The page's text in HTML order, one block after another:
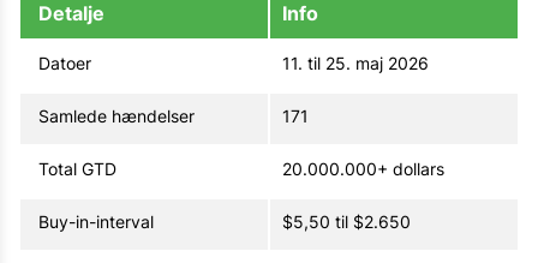
Detalje Info
Datoer 11. til 25. maj 2026
Samlede hændelser 171
Total GTD 20.000.000+ dollars
Buy-in-interval $5,50 til $2.650